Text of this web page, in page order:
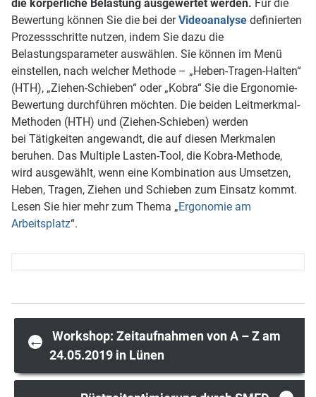
die körperliche Belastung ausgewertet werden. Für die
Bewertung können Sie die bei der Videoanalyse definierten
Prozessschritte nutzen, indem Sie dazu die
Belastungsparameter auswählen. Sie können im Menü
einstellen, nach welcher Methode – „Heben-Tragen-Halten“
(HTH), „Ziehen-Schieben“ oder „Kobra“ Sie die Ergonomie-
Bewertung durchführen möchten. Die beiden Leitmerkmal-
Methoden (HTH) und (Ziehen-Schieben) werden
bei Tätigkeiten angewandt, die auf diesen Merkmalen
beruhen. Das Multiple Lasten-Tool, die Kobra-Methode,
wird ausgewählt, wenn eine Kombination aus Umsetzen,
Heben, Tragen, Ziehen und Schieben zum Einsatz kommt.
Lesen Sie hier mehr zum Thema „Ergonomie am
Arbeitsplatz“.
Post
←
Workshop: Zeitaufnahmen von A – Z am
24.05.2019 in Lünen